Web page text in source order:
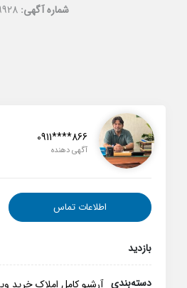
شماره آگهی:
0911****866
آگهی دهنده
اطلاعات تماس
بازدید
دسته‌بندی آرشیو کامل املاکخرید